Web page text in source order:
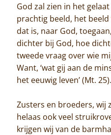
God zal zien in het
prachtig beeld, het
dat is, naar God,
dichter bij God, hoe
tweede vraag over wie
Want, ‘wat gij aan de
het eeuwig leven’ (Mt. 25).
Zusters en broeders, wij
helaas ook veel
krijgen wij van de